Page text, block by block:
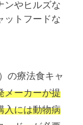
ンやヒルズな
ットフードな
の療法食キャ
メーカーが提
入には動物病